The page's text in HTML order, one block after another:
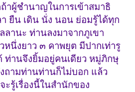
าผู้ชำนาญในการเข้าสมาธิ
า ยืน เดิน นั่ง นอน ย่อมรู้ได้ทุก
ลานะ ท่านลงมาจากภูเขา
นึ่งยาว ๓ คาพยุต มีปากเท่ารู
ท่านจึงยิ้มอยู่คนเดียว หมู่ภิกษุ
ถามท่านท่านก็ไม่บอก แล้ว
ะรู้เรื่องนี้ในสำนักของ